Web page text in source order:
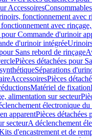
AccessoiresConsommables
fonctionnement avec
avec
pour Commande d'urinoir
d'urinoir intégrée
Sans rebord de rinçage
Pièces détachées pour
Séparations
AccessoiresPièces
Matériel de fixation
alimentation sur secteur
électronique
apparentPièces détachées
secteurA déclenchement
d'encastrement et de